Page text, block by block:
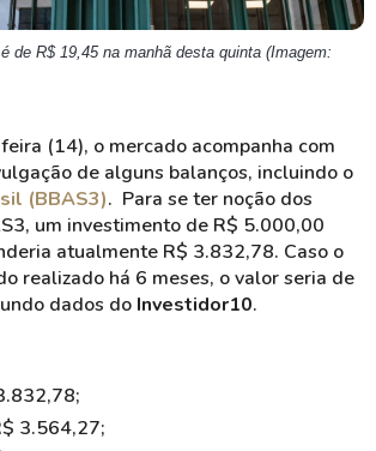
de R$ 19,45 na manhã desta quinta (Imagem:
(14), o mercado acompanha com
de alguns balanços, incluindo o
(BBAS3). Para se ter noção dos
um investimento de R$ 5.000,00
atualmente R$ 3.832,78. Caso o
realizado há 6 meses, o valor seria de
dados do Investidor10.
3.564,27;